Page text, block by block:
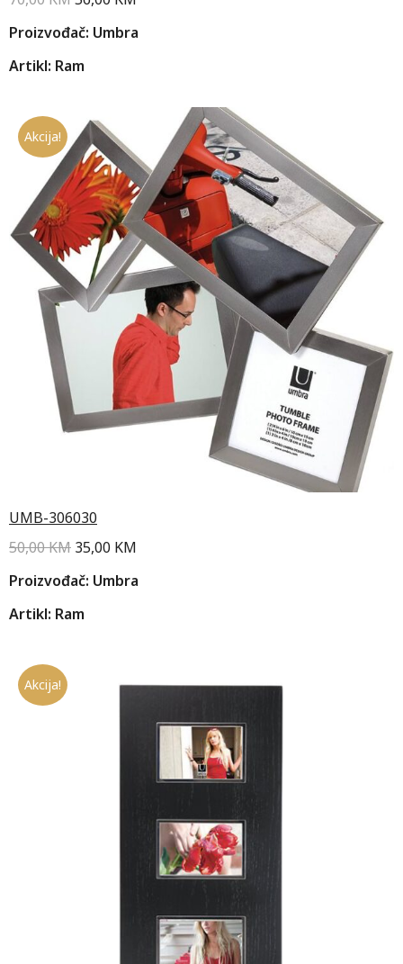
Proizvođač: Umbra
Artikl: Ram
Akcija!
UMB-306030
50,00KM 35,00 KM
Proizvođač: Umbra
Artikl: Ram
Akcija!